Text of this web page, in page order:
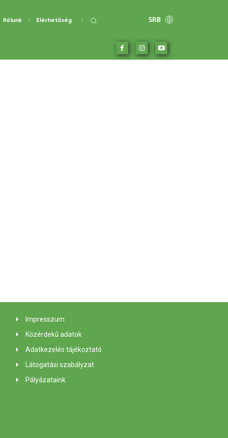
Rólunk Elérhetőség SRB
Impresszum
Közérdekű adatok
Adatkezelés tájékoztató
Látogatási szabályzat
Pályázataink